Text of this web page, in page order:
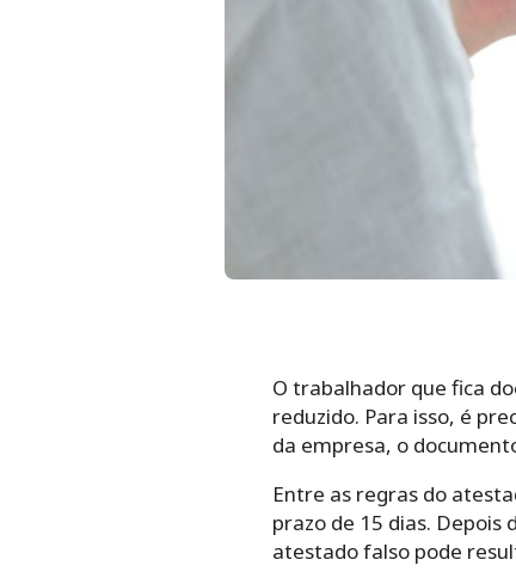
O trabalhador que fica
reduzido. Para isso, é
da empresa, o
Entre as regras do
prazo de 15 dias. Depois
atestado falso pode